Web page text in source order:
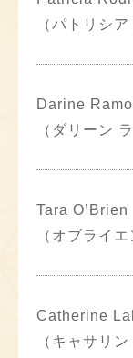
（パトリシ
Darine
（ダリーン
Tara O’Brien
（オブライエ
Catherine
（キャサリン